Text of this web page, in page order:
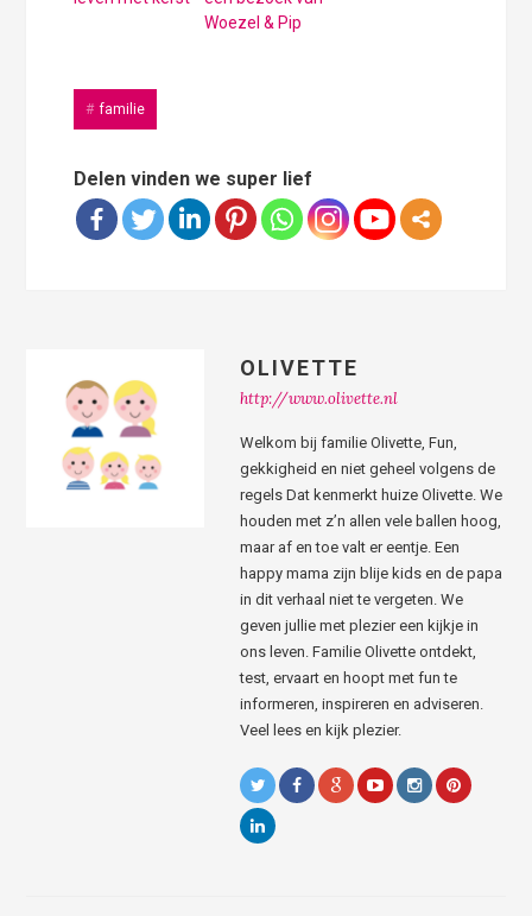
Woezel & Pip
familie
Delen vinden we super lief
OLIVETTE
http://www.olivette.nl
Welkom bij familie Olivette, Fun,
gekkigheid en niet geheel volgens de
regels Dat kenmerkt huize Olivette. We
houden met z’n allen vele ballen hoog,
maar af en toe valt er eentje. Een
happy mama zijn blije kids en de papa
in dit verhaal niet te vergeten. We
geven jullie met plezier een kijkje in
ons leven. Familie Olivette ontdekt,
test, ervaart en hoopt met fun te
informeren, inspireren en adviseren.
Veel lees en kijk plezier.